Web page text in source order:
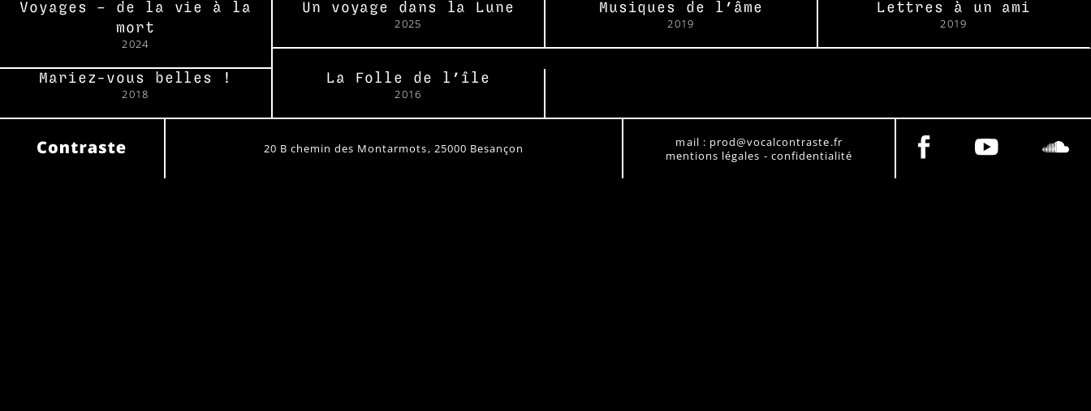
Voyages – de la vie à la
mort
2024
Un voyage dans la Lune
2025
Musiques de l’âme
2019
Lettres à un ami
2019
Mariez-vous belles !
2018
La Folle de l’île
2016
20 B chemin des Montarmots, 25000 Besançon
mail : prod@vocalcontraste.fr
mentions légales - confidentialité